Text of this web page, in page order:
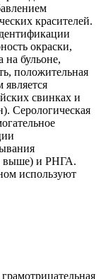
красителей.
окраски,
на бульоне,
положительная
свинках и
Серологическая
выше) и РНГА.
используют